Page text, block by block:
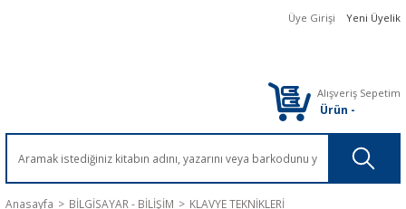
Üye Girişi Yeni Üyelik
Alışveriş Sepetim
Ürün -
Anasayfa BİLGİSAYAR - BİLİŞİM KLAVYE TEKNİKLERİ